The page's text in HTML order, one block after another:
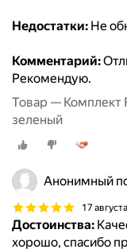
Недостатки: Не
Комментарий:
Рекомендую.
Товар — Комплект
зеленый
Анонимный
17
Достоинства:
хорошо, спасибо